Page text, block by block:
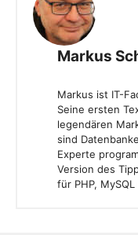
Markus
Markus ist IT-
Seine ersten
legendären
sind
Experte
Version des
für PHP,